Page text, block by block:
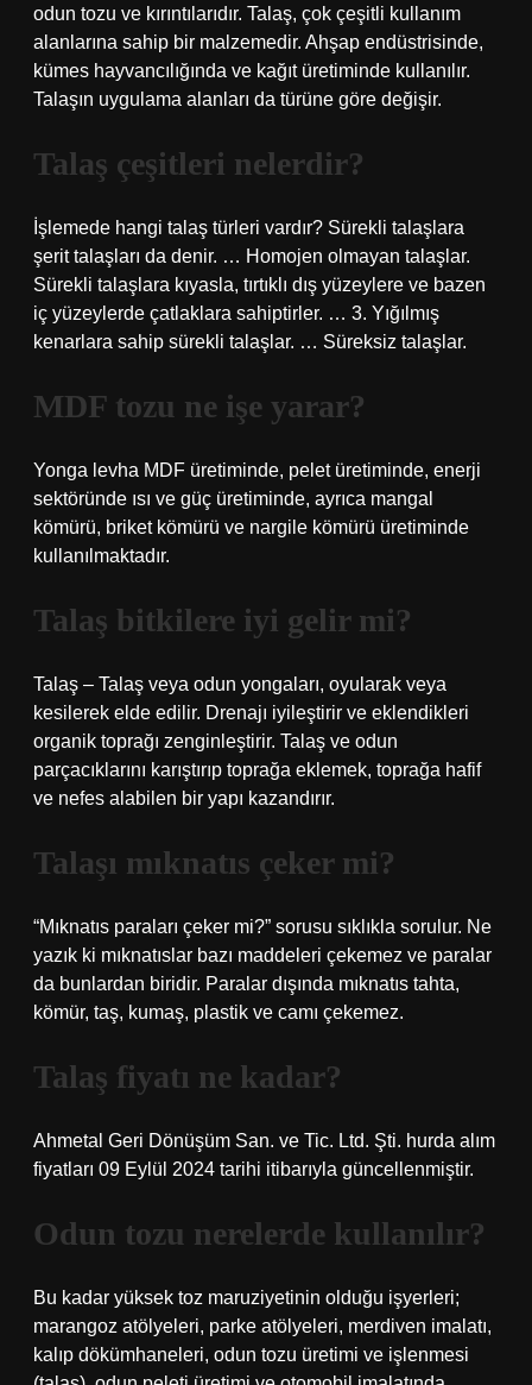
odun tozu ve kırıntılarıdır. Talaş, çok çeşitli kullanım
alanlarına sahip bir malzemedir. Ahşap endüstrisinde,
kümes hayvancılığında ve kağıt üretiminde kullanılır.
Talaşın uygulama alanları da türüne göre değişir.
Talaş çeşitleri nelerdir?
İşlemede hangi talaş türleri vardır? Sürekli talaşlara
şerit talaşları da denir. … Homojen olmayan talaşlar.
Sürekli talaşlara kıyasla, tırtıklı dış yüzeylere ve bazen
iç yüzeylerde çatlaklara sahiptirler. … 3. Yığılmış
kenarlara sahip sürekli talaşlar. … Süreksiz talaşlar.
MDF tozu ne işe yarar?
Yonga levha MDF üretiminde, pelet üretiminde, enerji
sektöründe ısı ve güç üretiminde, ayrıca mangal
kömürü, briket kömürü ve nargile kömürü üretiminde
kullanılmaktadır.
Talaş bitkilere iyi gelir mi?
Talaş – Talaş veya odun yongaları, oyularak veya
kesilerek elde edilir. Drenajı iyileştirir ve eklendikleri
organik toprağı zenginleştirir. Talaş ve odun
parçacıklarını karıştırıp toprağa eklemek, toprağa hafif
ve nefes alabilen bir yapı kazandırır.
Talaşı mıknatıs çeker mi?
“Mıknatıs paraları çeker mi?” sorusu sıklıkla sorulur. Ne
yazık ki mıknatıslar bazı maddeleri çekemez ve paralar
da bunlardan biridir. Paralar dışında mıknatıs tahta,
kömür, taş, kumaş, plastik ve camı çekemez.
Talaş fiyatı ne kadar?
Ahmetal Geri Dönüşüm San. ve Tic. Ltd. Şti. hurda alım
fiyatları 09 Eylül 2024 tarihi itibarıyla güncellenmiştir.
Odun tozu nerelerde kullanılır?
Bu kadar yüksek toz maruziyetinin olduğu işyerleri;
marangoz atölyeleri, parke atölyeleri, merdiven imalatı,
kalıp dökümhaneleri, odun tozu üretimi ve işlenmesi